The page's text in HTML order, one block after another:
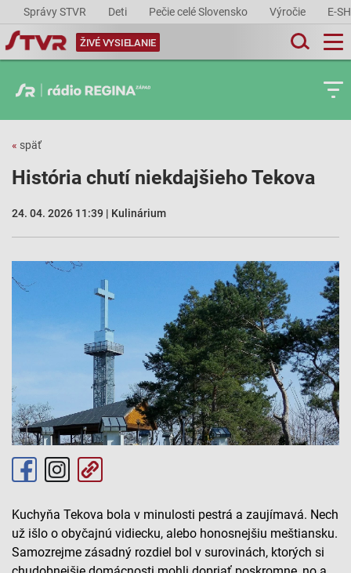
Správy STVR Deti Pečie celé Slovensko Výročie E-
ŽIVÉ VYSIELANIE
« späť
História chutí niekdajšieho Tekova
24. 04. 2026 11:39 | Kulinárium
Kuchyňa Tekova bola v minulosti pestrá a zaujímavá. Nech
už išlo o obyčajnú vidiecku, alebo honosnejšiu meštiansku.
Samozrejme zásadný rozdiel bol v surovinách, ktorých si